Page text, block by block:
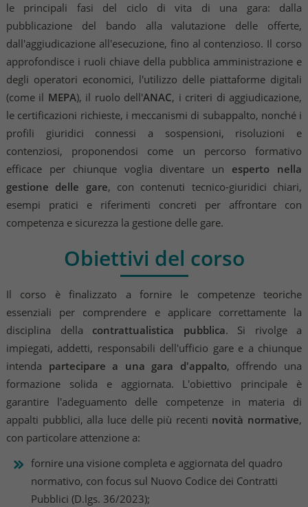
le principali fasi del ciclo di vita di una gara: dalla
pubblicazione del bando alla valutazione delle offerte,
dall'aggiudicazione all'esecuzione, fino al contenzioso. Il corso
approfondisce i ruoli chiave della pubblica amministrazione e
degli operatori economici, l'utilizzo delle piattaforme digitali
(come il MEPA), il ruolo dell'ANAC, i criteri di aggiudicazione,
le certificazioni richieste, i meccanismi di subappalto, nonché i
profili giuridici connessi a sospensioni, risoluzioni e
contenziosi, proponendosi come un percorso formativo
efficace per chiunque voglia diventare un esperto nella
gestione delle gare, con contenuti tecnico-giuridici chiari,
esempi pratici e riferimenti concreti per affrontare con
competenza e sicurezza la gestione delle gare.
Obiettivi del corso
Il corso è finalizzato a fornire le competenze teoriche
essenziali per comprendere e applicare correttamente la
disciplina della contrattualistica pubblica. Si rivolge a
impiegati, addetti, responsabili dell'ufficio gare e a chiunque
intenda partecipare a una gara d'appalto, offrendo una
formazione solida e aggiornata. L'obiettivo principale è
garantire l'adeguamento delle competenze in materia di
appalti pubblici, alla luce delle più recenti novità normative,
con particolare attenzione a:
fornire una visione completa e aggiornata del quadro
normativo, con focus sul Nuovo Codice dei Contratti
Pubblici (D.lgs. 36/2023);